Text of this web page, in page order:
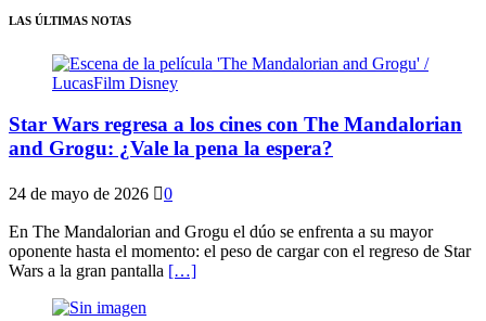
LAS ÚLTIMAS NOTAS
Star Wars regresa a los cines con The Mandalorian
and Grogu: ¿Vale la pena la espera?
24 de mayo de 2026 0
En The Mandalorian and Grogu el dúo se enfrenta a su mayor
oponente hasta el momento: el peso de cargar con el regreso de Star
Wars a la gran pantalla […]